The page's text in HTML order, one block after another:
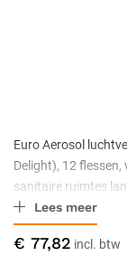
€ 77,82
Euro Aerosol
Delight), 12
sanitaire ruimtes
toiletten en kleine
Lees meer